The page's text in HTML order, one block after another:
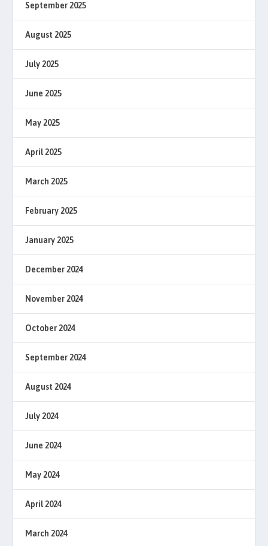
September 2025
August 2025
July 2025
June 2025
May 2025
April 2025
March 2025
February 2025
January 2025
December 2024
November 2024
October 2024
September 2024
August 2024
July 2024
June 2024
May 2024
April 2024
March 2024